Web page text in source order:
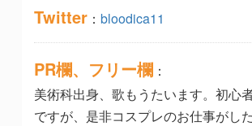
Twitter ： bloodica11
PR欄、フリー欄 ：
美術科出身、歌もうたいます。初心
ですが、是非コスプレのお仕事がし